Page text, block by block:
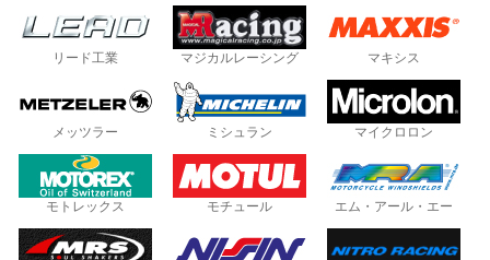
リード工業 マジカルレーシング マキシス
メッツラー ミシュラン マイクロロン
モトレックス モチュール エム・アール・エー